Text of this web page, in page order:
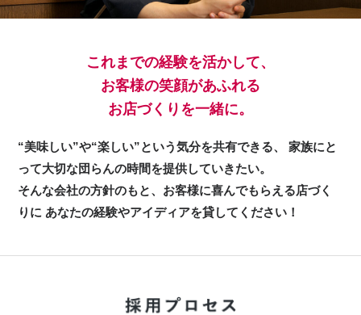
これまでの経験を活かして、
お客様の笑顔があふれる
お店づくりを一緒に。
“美味しい”や“楽しい”という気分を共有できる、
家族にと
って大切な団らんの時間を提供していきたい。
そんな会社の方針のもと、お客様に喜んでもらえる店づく
りに あなたの経験やアイディアを貸してください！